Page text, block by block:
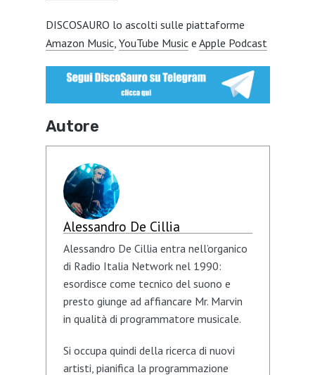
DISCOSAURO lo ascolti sulle piattaforme
Amazon Music, YouTube Musice Apple Podcast
Autore
Alessandro De Cillia
Alessandro De Cillia entra nell’organico
di Radio Italia Network nel 1990:
esordisce come tecnico del suono e
presto giunge ad affiancare Mr. Marvin
in qualità di programmatore musicale.
Si occupa quindi della ricerca di nuovi
artisti, pianifica la programmazione